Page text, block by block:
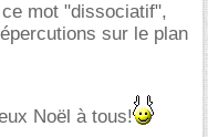
mot "dissociatif",
sur le plan
Noël à tous!